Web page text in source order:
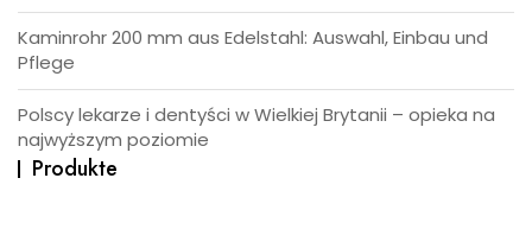
Kaminrohr 200 mm aus Edelstahl: Auswahl, Einbau und
Pflege
Polscy lekarze i dentyści w Wielkiej Brytanii – opieka na
najwyższym poziomie
Produkte